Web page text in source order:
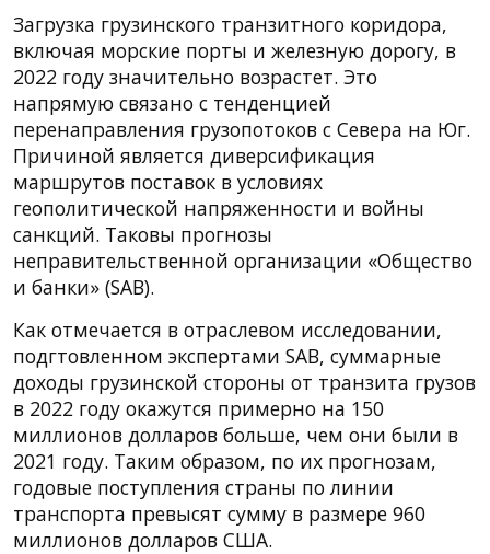
Загрузка грузинского транзитного коридора,
включая морские порты и железную дорогу, в
2022 году значительно возрастет. Это
напрямую связано с тенденцией
перенаправления грузопотоков с Севера на Юг.
Причиной является диверсификация
маршрутов поставок в условиях
геополитической напряженности и войны
санкций. Таковы прогнозы
неправительственной организации «Общество
и банки» (SAB).
Как отмечается в отраслевом исследовании,
подгтовленном экспертами SAB, суммарные
доходы грузинской стороны от транзита грузов
в 2022 году окажутся примерно на 150
миллионов долларов больше, чем они были в
2021 году. Таким образом, по их прогнозам,
годовые поступления страны по линии
транспорта превысят сумму в размере 960
миллионов долларов США.